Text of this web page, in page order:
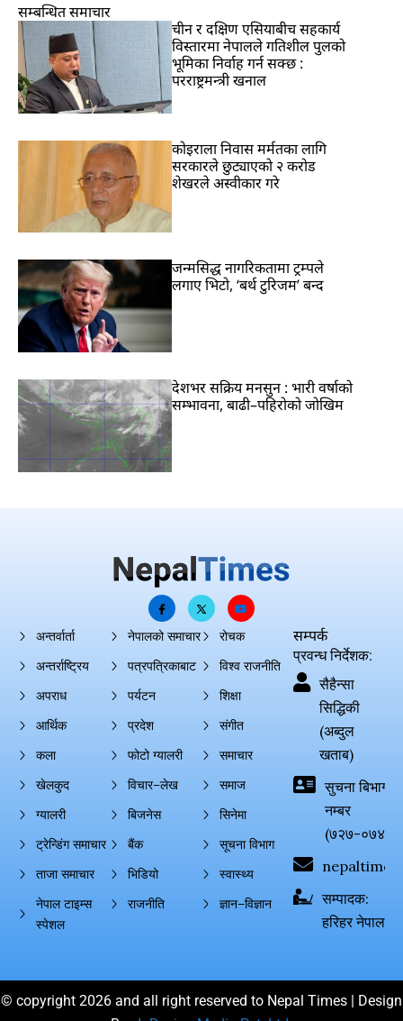
सम्बन्धित समाचार
चीन र दक्षिण एसियाबीच सहकार्य
विस्तारमा नेपालले गतिशील पुलको
भूमिका निर्वाह गर्न सक्छ :
परराष्ट्रमन्त्री खनाल
कोइराला निवास मर्मतका लागि
सरकारले छुट्याएको २ करोड
शेखरले अस्वीकार गरे
जन्मसिद्ध नागरिकतामा ट्रम्पले
लगाए भिटो, ‘बर्थ टुरिजम’ बन्द
देशभर सक्रिय मनसुन : भारी वर्षाको
सम्भावना, बाढी–पहिरोको जोखिम
अन्तर्वार्ता
अन्तर्राष्ट्रिय
अपराध
आर्थिक
कला
खेलकुद
ग्यालरी
ट्रेन्डिंग समाचार
ताजा समाचार
नेपाल टाइम्स
स्पेशल
नेपालको समाचार
पत्रपत्रिकाबाट
पर्यटन
प्रदेश
फोटो ग्यालरी
विचार–लेख
बिजनेस
बैंक
भिडियो
राजनीति
रोचक
विश्व राजनीति
शिक्षा
संगीत
समाचार
समाज
सिनेमा
सूचना विभाग
स्वास्थ्य
ज्ञान–विज्ञान
सम्पर्क
प्रवन्ध निर्देशक:
सैहैन्सा
सिद्धिकी
(अब्दुल
खताब)
सुचना बिभाग
नम्बर
(७२७-०७४-
सम्पादक:
हरिहर नेपाल
© copyright 2026 and all right reserved to Nepal Times | Design